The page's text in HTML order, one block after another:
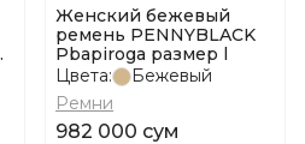
Женский бежевый
ремень PENNYBLACK
Pbapiroga размер l
Цвета:
Бежевый
Ремни
982 000 сум